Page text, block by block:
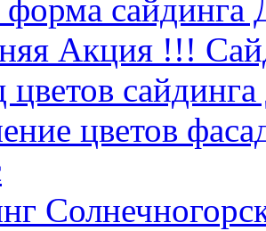
форма
Акция !!!
цветов